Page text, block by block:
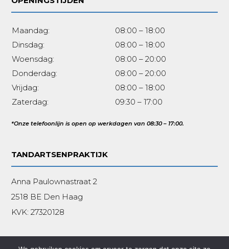
Maandag:
08:00 – 18:00
Dinsdag:
08:00 – 18:00
Woensdag:
08:00 – 20:00
Donderdag:
08:00 – 20:00
Vrijdag:
08:00 – 18:00
Zaterdag:
09:30 – 17:00
*Onze telefoonlijn is open op werkdagen van 08:30 – 17:00.
TANDARTSENPRAKTIJK
Anna Paulownastraat 2
2518 BE Den Haag
KVK:27320128